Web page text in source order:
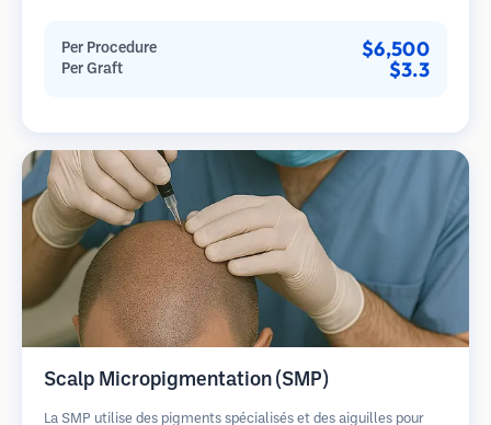
une cicatrice linéaire.
Per Procedure $6,500
Per Graft $3.3
Scalp Micropigmentation (SMP)
La SMP utilise des pigments spécialisés et des aiguilles pour